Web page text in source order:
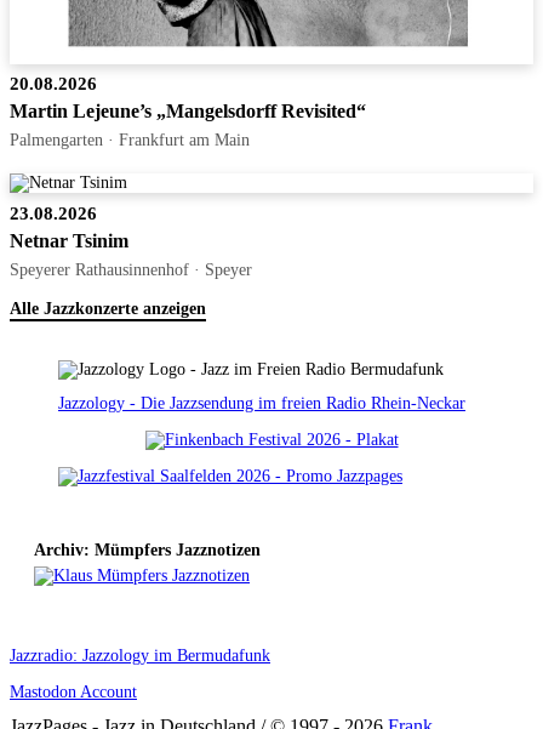
20.08.2026
Martin Lejeune’s „Mangelsdorff Revisited“
Palmengarten · Frankfurt am Main
23.08.2026
Netnar Tsinim
Speyerer Rathausinnenhof · Speyer
Alle Jazzkonzerte anzeigen
Jazzology - Die Jazzsendung im freien Radio Rhein-Neckar
Archiv: Mümpfers Jazznotizen
Jazzradio: Jazzology im Bermudafunk
Mastodon Account